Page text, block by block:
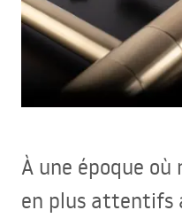
À une époque où
en plus attentifs